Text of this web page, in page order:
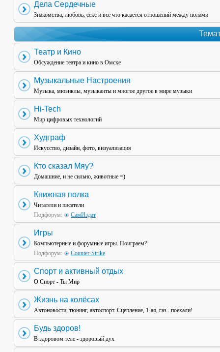
Дела Сердечные
Знакомства, любовь, секс и все что касается отношений между полами
Театр и Кино
Обсуждение театра и кино в Омске
Музыкальные Настроения
Музыка, мюзиклы, музыканты и многое другое в мире музыки
Hi-Tech
Мир цифровых технологий
Худграф
Искусство, дизайн, фото, визуализация
Кто сказал Мяу?
Домашние, и не сильно, животные =)
Книжная полка
Читатели и писатели
Подфорум:
СамИздат
Игры
Компьютерные и форумные игры. Поиграем?
Подфорум:
Counter-Strike
Спорт и активный отдых
О Спорт - Ты Мир
Жизнь на колёсах
Автоновости, тюнинг, автоспорт. Сцепление, 1-ая, газ...поехали!
Будь здоров!
В здоровом теле - здоровый дух